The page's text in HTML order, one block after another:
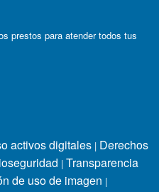
prestos para atender todos tus
activos digitales | Derechos
| Transparencia
de uso de imagen |